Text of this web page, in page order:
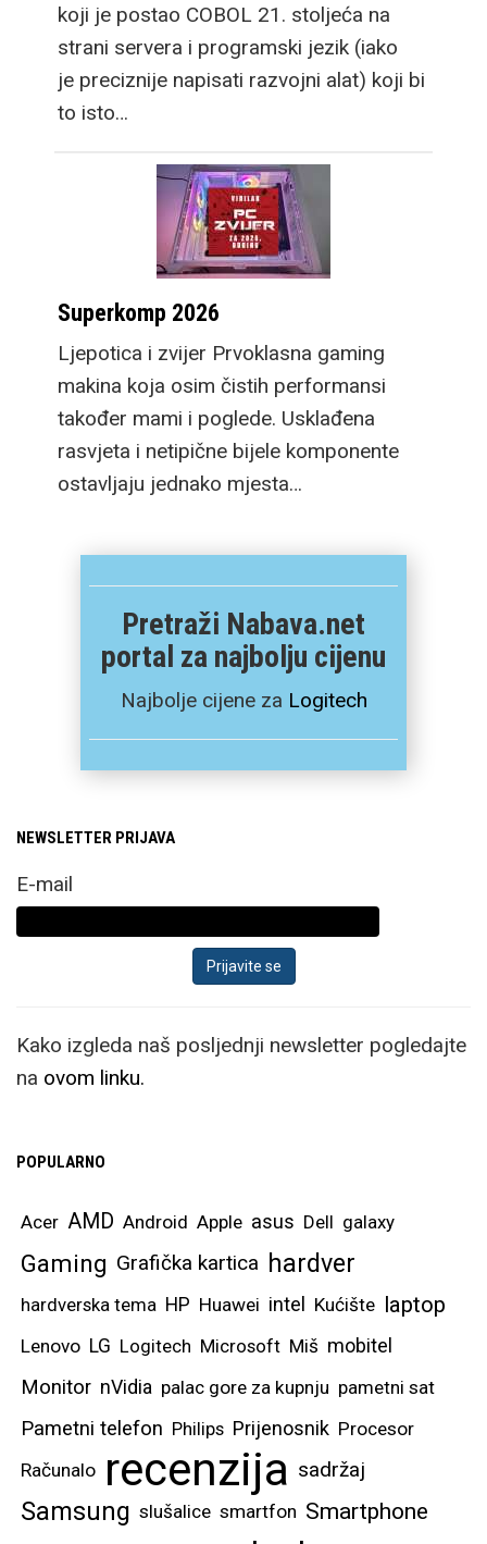
koji je postao COBOL 21. stoljeća na
strani servera i programski jezik (iako
je preciznije napisati razvojni alat) koji bi
to isto…
Superkomp 2026
Ljepotica i zvijer Prvoklasna gaming
makina koja osim čistih performansi
također mami i poglede. Usklađena
rasvjeta i netipične bijele komponente
ostavljaju jednako mjesta…
Pretraži Nabava.net
portal za najbolju cijenu
Najbolje cijene za Logitech
NEWSLETTER PRIJAVA
E-mail
Kako izgleda naš posljednji newsletter pogledajte
na ovom linku.
POPULARNO
Acer AMD Android Apple asus Dell galaxy
Gaming Grafička kartica hardver
hardverska tema HP Huawei intel Kućište laptop
Lenovo LG Logitech Microsoft Miš mobitel
Monitor nVidia palac gore za kupnju pametni sat
Pametni telefon Philips Prijenosnik Procesor
Računalo recenzija sadržaj
Samsung slušalice smartfon Smartphone